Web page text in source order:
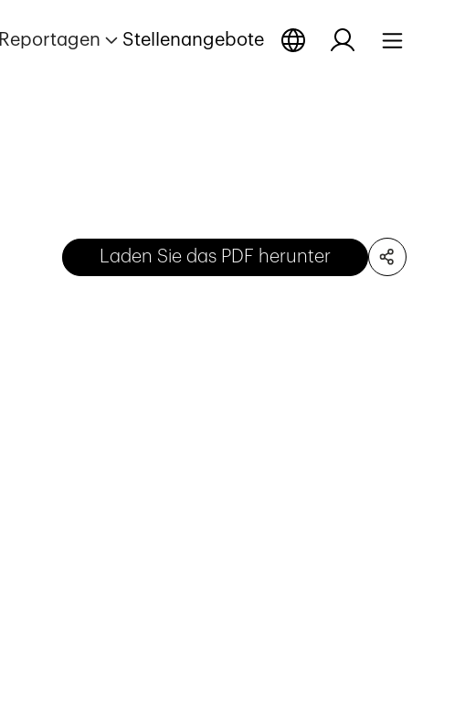
Reportagen Stellenangebote
Laden Sie das PDF herunter